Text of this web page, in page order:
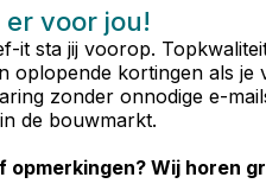
er voor jou!
it sta jij voorop.
oplopende kortingen als je
zonder onnodige e-
de bouwmarkt.
opmerkingen? Wij horen